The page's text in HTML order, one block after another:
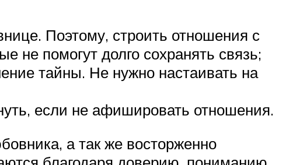
Поэтому, строить отношения с
не помогут долго сохранять связь;
тайны. Не нужно настаивать на
если не афишировать отношения.
а так же восторженно